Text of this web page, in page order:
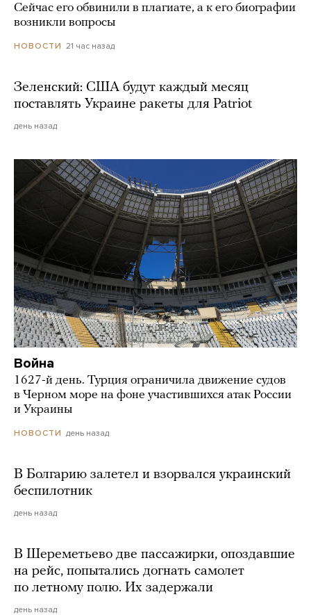
Сейчас его обвинили в плагиате, а к его биографии
возникли вопросы
НОВОСТИ 21 час назад
Зеленский: США будут каждый месяц
поставлять Украине ракеты для Patriot
день назад
Война
1627-й день. Турция ограничила движение судов
в Черном море на фоне участившихся атак России
и Украины
НОВОСТИ день назад
В Болгарию залетел и взорвался украинский
беспилотник
день назад
В Шереметьево две пассажирки, опоздавшие
на рейс, попытались догнать самолет
по летному полю. Их задержали
день назад